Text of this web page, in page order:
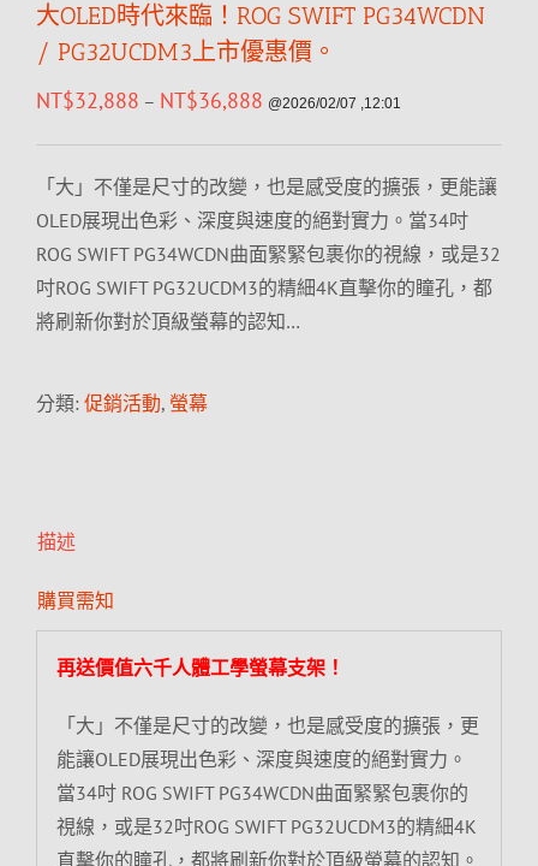
大OLED時代來臨！ROG SWIFT PG34WCDN
/ PG32UCDM3上市優惠價。
NT$32,888 – NT$36,888 @2026/02/07 ,12:01
「大」不僅是尺寸的改變，也是感受度的擴張，更能讓
OLED展現出色彩、深度與速度的絕對實力。當34吋
ROG SWIFT PG34WCDN曲面緊緊包裹你的視線，或是32
吋ROG SWIFT PG32UCDM3的精細4K直擊你的瞳孔，都
將刷新你對於頂級螢幕的認知…
分類: 促銷活動, 螢幕
描述
購買需知
再送價值六千人體工學螢幕支架！
「大」不僅是尺寸的改變，也是感受度的擴張，更
能讓OLED展現出色彩、深度與速度的絕對實力。
當34吋 ROG SWIFT PG34WCDN曲面緊緊包裹你的
視線，或是32吋ROG SWIFT PG32UCDM3的精細4K
直擊你的瞳孔，都將刷新你對於頂級螢幕的認知。